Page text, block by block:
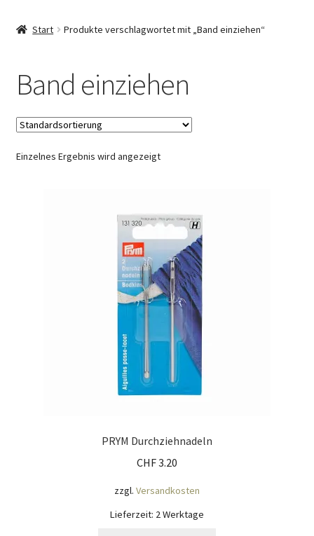
Kontaktformular
Kunden-/Mitarbeitergeschenke
Twint – QR-Code KÖNIGSHOF
Start Produkte verschlagwortet mit „Band einziehen“
Band einziehen
Einzelnes Ergebnis wird angezeigt
PRYM Durchziehnadeln
CHF3.20
zzgl. Versandkosten
Lieferzeit: 2 Werktage